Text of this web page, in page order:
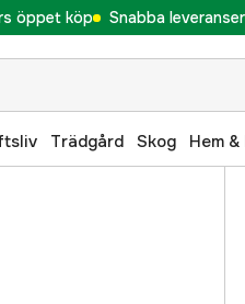
öppet köp Snabba leveranser
Trädgård Skog Hem